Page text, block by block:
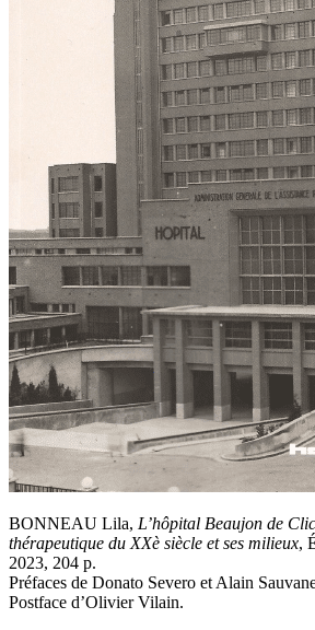
BONNEAU Lila, L’hôpital Beaujon de
thérapeutique du XXè siècle et ses milieux,
2023, 204 p.
Préfaces de Donato Severo et Alain
Postface d’Olivier Vilain.